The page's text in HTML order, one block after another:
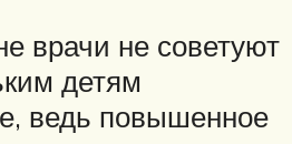
врачи не советуют
детям
ведь повышенное